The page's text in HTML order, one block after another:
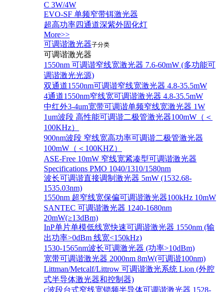
C 3W/4W
EVO-SF 单频窄带铒激光器
超高功率四通道深紫外固化灯
More>>
可调谐激光器子分类
可调谐激光器
1550nm 可调谐窄线宽激光器 7.6-60mW (多功能可
调谐激光光源)
双通道1550nm可调谐窄线宽激光器 4.8-35.5mW
4通道1550nm窄线宽可调谐激光器 4.8-35.5mW
中红外3-4um宽带可调谐单频窄线宽激光器 1W
1um波段 高性能可调谐二极管激光器100mW（＜
100KHz）
900nm波段 窄线宽高功率可调谐二极管激光器
100mW（＜100KHZ）
ASE-Free 10mW 窄线宽紧凑型可调谐激光器
Specifications PMO 1040/1310/1580nm
波长可调谐直接调制激光器 5mW (1532.68-
1535.03nm)
1550nm 超窄线宽保偏可调谐激光器100kHz 10mW
SANTEC 可调谐激光器 1240-1680nm
20mW(≥13dBm)
InP单片单模低线宽快速可调谐激光器 1550nm (输
出功率>0dBm 线宽<150kHz)
1530-1565nm波长可调激光器 (功率>10dBm)
宽带可调谐激光器 2000nm 8mW(可调谐100nm)
Littman/Metcalf/Littrow 可调谐激光系统 Lion (外腔
式半导体激光器和控制器)
c波段台式窄线宽锁频半导体可调谐激光器 1528-